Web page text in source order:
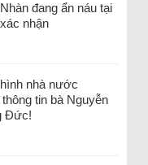
đang ẩn náu tại
nhận
nhà nước
tin bà Nguyễn
Đức!